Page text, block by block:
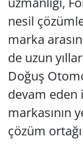
nesil
marka
de uzun
Doğuş
devam eden
markasının
çözüm